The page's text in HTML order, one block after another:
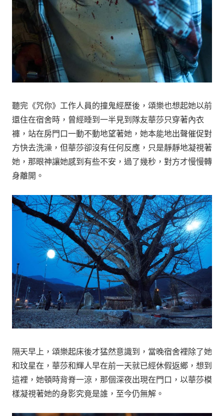
聽完《咒你》工作人員的撞鬼經歷後，頌樂也想起她以前
還住在宿舍時，曾經睡到一半見到隊友華莎只穿著內衣
褲，站在房門口一動不動地望著她，她本能地出聲催促對
方快去洗澡，但華莎卻沒有任何反應，只是靜靜地凝視著
她，那眼神讓她感到有些不安，過了幾秒，對方才慢慢轉
身離開。
隔天早上，頌樂起床後才猛然意識到，當晚宿舍裡除了她
和玟星在，華莎和輝人早在前一天就已經休假返鄉，想到
這裡，她頓時背脊一涼，那個深夜出現在門口，以華莎模
樣凝視著她的身影究竟是誰，至今仍無解。